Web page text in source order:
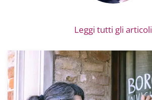
Leggi tutti gli articoli